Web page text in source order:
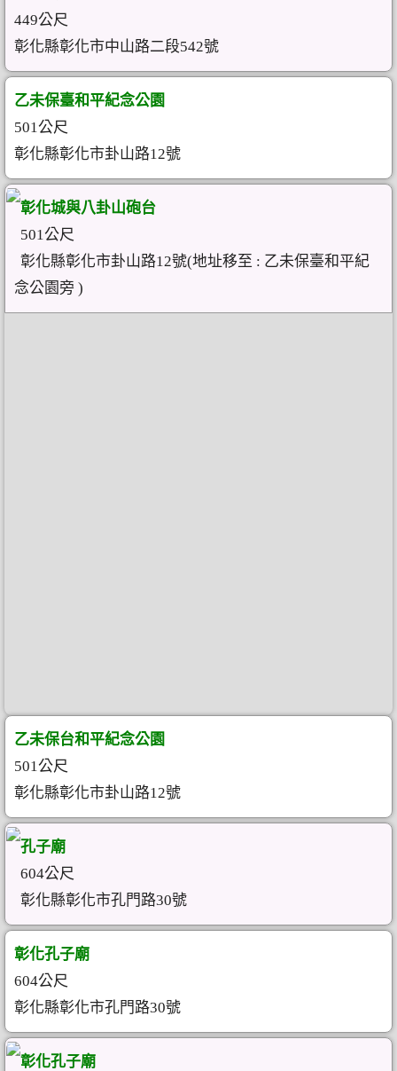
449公尺
彰化縣彰化市中山路二段542號
乙未保臺和平紀念公園
501公尺
彰化縣彰化市卦山路12號
彰化城與八卦山砲台
501公尺
彰化縣彰化市卦山路12號(地址移至 : 乙未保臺和平紀
念公園旁 )
乙未保台和平紀念公園
501公尺
彰化縣彰化市卦山路12號
孔子廟
604公尺
彰化縣彰化市孔門路30號
彰化孔子廟
604公尺
彰化縣彰化市孔門路30號
彰化孔子廟